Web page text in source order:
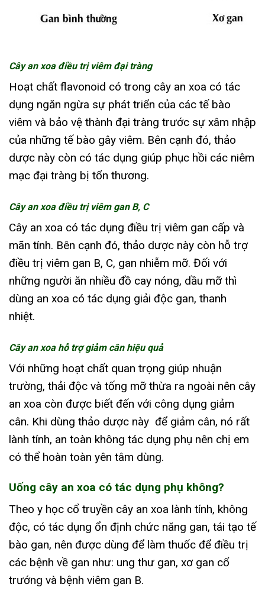
Cây an xoa điều trị viêm đại tràng
Hoạt chất flavonoid có trong cây an xoa có tác
dụng ngăn ngừa sự phát triển của các tế bào
viêm và bảo vệ thành đại tràng trước sự xâm nhập
của những tế bào gây viêm. Bên cạnh đó, thảo
dược này còn có tác dụng giúp phục hồi các niêm
mạc đại tràng bị tổn thương.
Cây an xoa điều trị viêm gan B, C
Cây an xoa có tác dụng điều trị viêm gan cấp và
mãn tính. Bên cạnh đó, thảo dược này còn hỗ trợ
điều trị viêm gan B, C, gan nhiễm mỡ. Đối với
những người ăn nhiều đồ cay nóng, dầu mỡ thì
dùng an xoa có tác dụng giải độc gan, thanh
nhiệt.
Cây an xoa hỗ trợ giảm cân hiệu quả
Với những hoạt chất quan trọng giúp nhuận
trường, thải độc và tống mỡ thừa ra ngoài nên cây
an xoa còn được biết đến với công dụng giảm
cân. Khi dùng thảo dược này để giảm cân, nó rất
lành tính, an toàn không tác dụng phụ nên chị em
có thể hoàn toàn yên tâm dùng.
Uống cây an xoa có tác dụng phụ không?
Theo y học cổ truyền cây an xoa lành tính, không
độc, có tác dụng ổn định chức năng gan, tái tạo tế
bào gan, nên được dùng để làm thuốc để điều trị
các bệnh về gan như: ung thư gan, xơ gan cổ
trướng và bệnh viêm gan B.